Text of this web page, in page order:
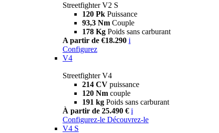
Streetfighter V2 S
120 Pk Puissance
93,3 Nm Couple
178 Kg Poids sans carburant
A partir de €18.290 i
Configurez
V4
Streetfighter V4
214 CV puissance
120 Nm couple
191 kg Poids sans carburant
À partir de 25.490 € i
Configurez-le Découvrez-le
V4 S